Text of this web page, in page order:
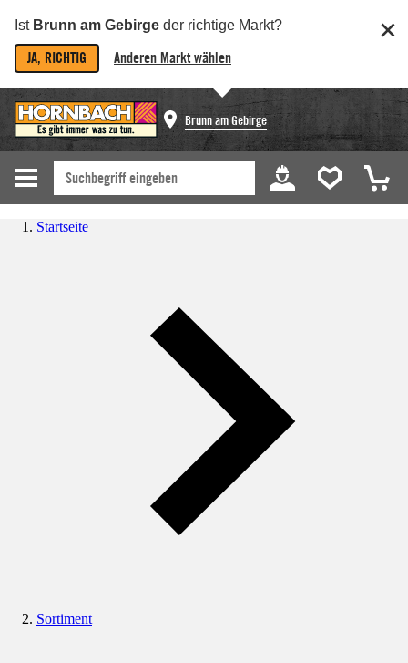
Ist Brunn am Gebirge der richtige Markt?
JA, RICHTIG Anderen Markt wählen
Brunn am Gebirge
Startseite
Sortiment